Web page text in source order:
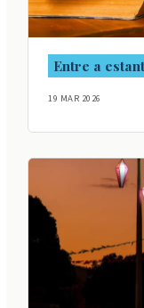
Entre a
19 MAR 2026